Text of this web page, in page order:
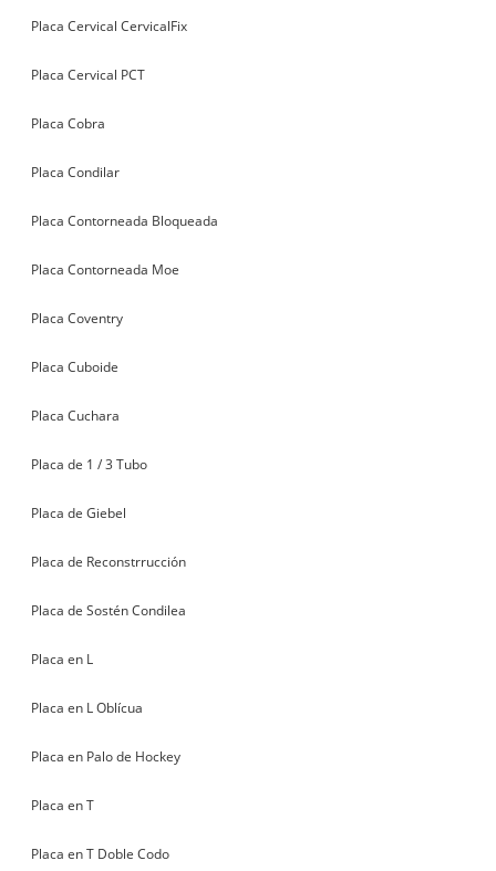
Placa Cervical CervicalFix
Placa Cervical PCT
Placa Cobra
Placa Condilar
Placa Contorneada Bloqueada
Placa Contorneada Moe
Placa Coventry
Placa Cuboide
Placa Cuchara
Placa de 1 / 3 Tubo
Placa de Giebel
Placa de Reconstrrucción
Placa de Sostén Condilea
Placa en L
Placa en L Oblícua
Placa en Palo de Hockey
Placa en T
Placa en T Doble Codo